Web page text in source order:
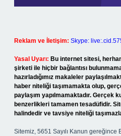
Reklam ve İletişim: Skype:
Yasal Uyarı: Bu internet sitesi,
şirketi ile hiçbir bağlantısı
hazırladığımız makaleler
haber niteliği taşımamakta olup,
paylaşım yapılmamaktadır. Gerçek
benzerlikleri tamamen tesadüfidir.
halindedir ve tavsiye niteliği
Sitemiz, 5651 Sayılı Kanun